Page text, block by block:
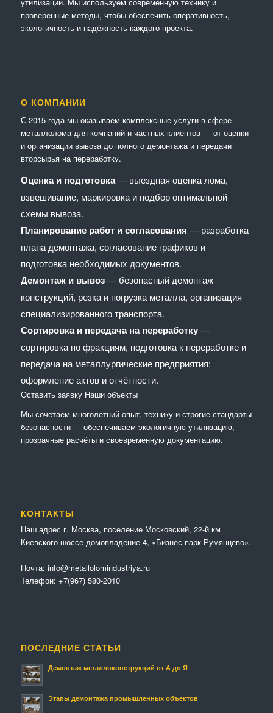
утилизации. Мы используем современную технику и
проверенные методы, чтобы обеспечить оперативность,
экологичность и надёжность каждого проекта.
О КОМПАНИИ
С 2015 года мы оказываем комплексные услуги в сфере
металлолома для компаний и частных клиентов — от оценки
и организации вывоза до полного демонтажа и передачи
вторсырья на переработку.
Оценка и подготовка— выездная оценка лома,
взвешивание, маркировка и подбор оптимальной
схемы вывоза.
Планирование работ и согласования — разработка
плана демонтажа, согласование графиков и
подготовка необходимых документов.
Демонтаж и вывоз— безопасный демонтаж
конструкций, резка и погрузка металла, организация
специализированного транспорта.
Сортировка и передача на переработку—
сортировка по фракциям, подготовка к переработке и
передача на металлургические предприятия;
оформление актов и отчётности.
Оставить заявку Наши объекты
Мы сочетaем многолетний опыт, технику и строгие стандарты
безопасности — обеспечиваем экологичную утилизацию,
прозрачные расчёты и своевременную документацию.
КОНТАКТЫ
Наш адрес г. Москва, поселение Московский, 22-й км
Киевского шоссе домовладение 4, «Бизнес-парк Румянцево».
Почта: info@metallolomindustriya.ru
Телефон: +7(967) 580-2010
ПОСЛЕДНИЕ СТАТЬИ
Демонтаж металлоконструкций от А до Я
Этапы демонтажа промышленных объектов